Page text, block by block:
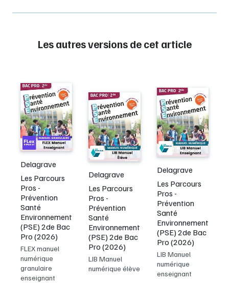
Les autres versions de cet article
Delagrave
Les Parcours
Pros -
Prévention
Santé
Environnement
(PSE) 2de Bac
Pro (2026)
FLEX manuel
numérique
granulaire
enseignant
Delagrave
Les Parcours
Pros -
Prévention
Santé
Environnement
(PSE) 2de Bac
Pro (2026)
LIB Manuel
numérique élève
Delagrave
Les Parcours
Pros -
Prévention
Santé
Environnement
(PSE) 2de Bac
Pro (2026)
LIB Manuel
numérique
enseignant